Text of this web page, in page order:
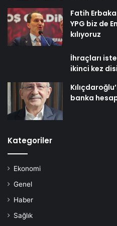
Fatih
YPG biz de
kılıyoruz
İhraçları
ikinci kez
banka
Kategoriler
Ekonomi
Genel
Haber
Sağlık